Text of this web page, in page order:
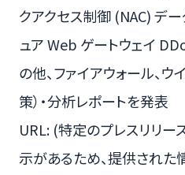
クアクセス制御 (NAC) デ
ュア Web ゲートウェイ
の他、ファイアウォール、
策）・分析レポートを発表
URL: (特定のプレスリリー
示があるため、提供された